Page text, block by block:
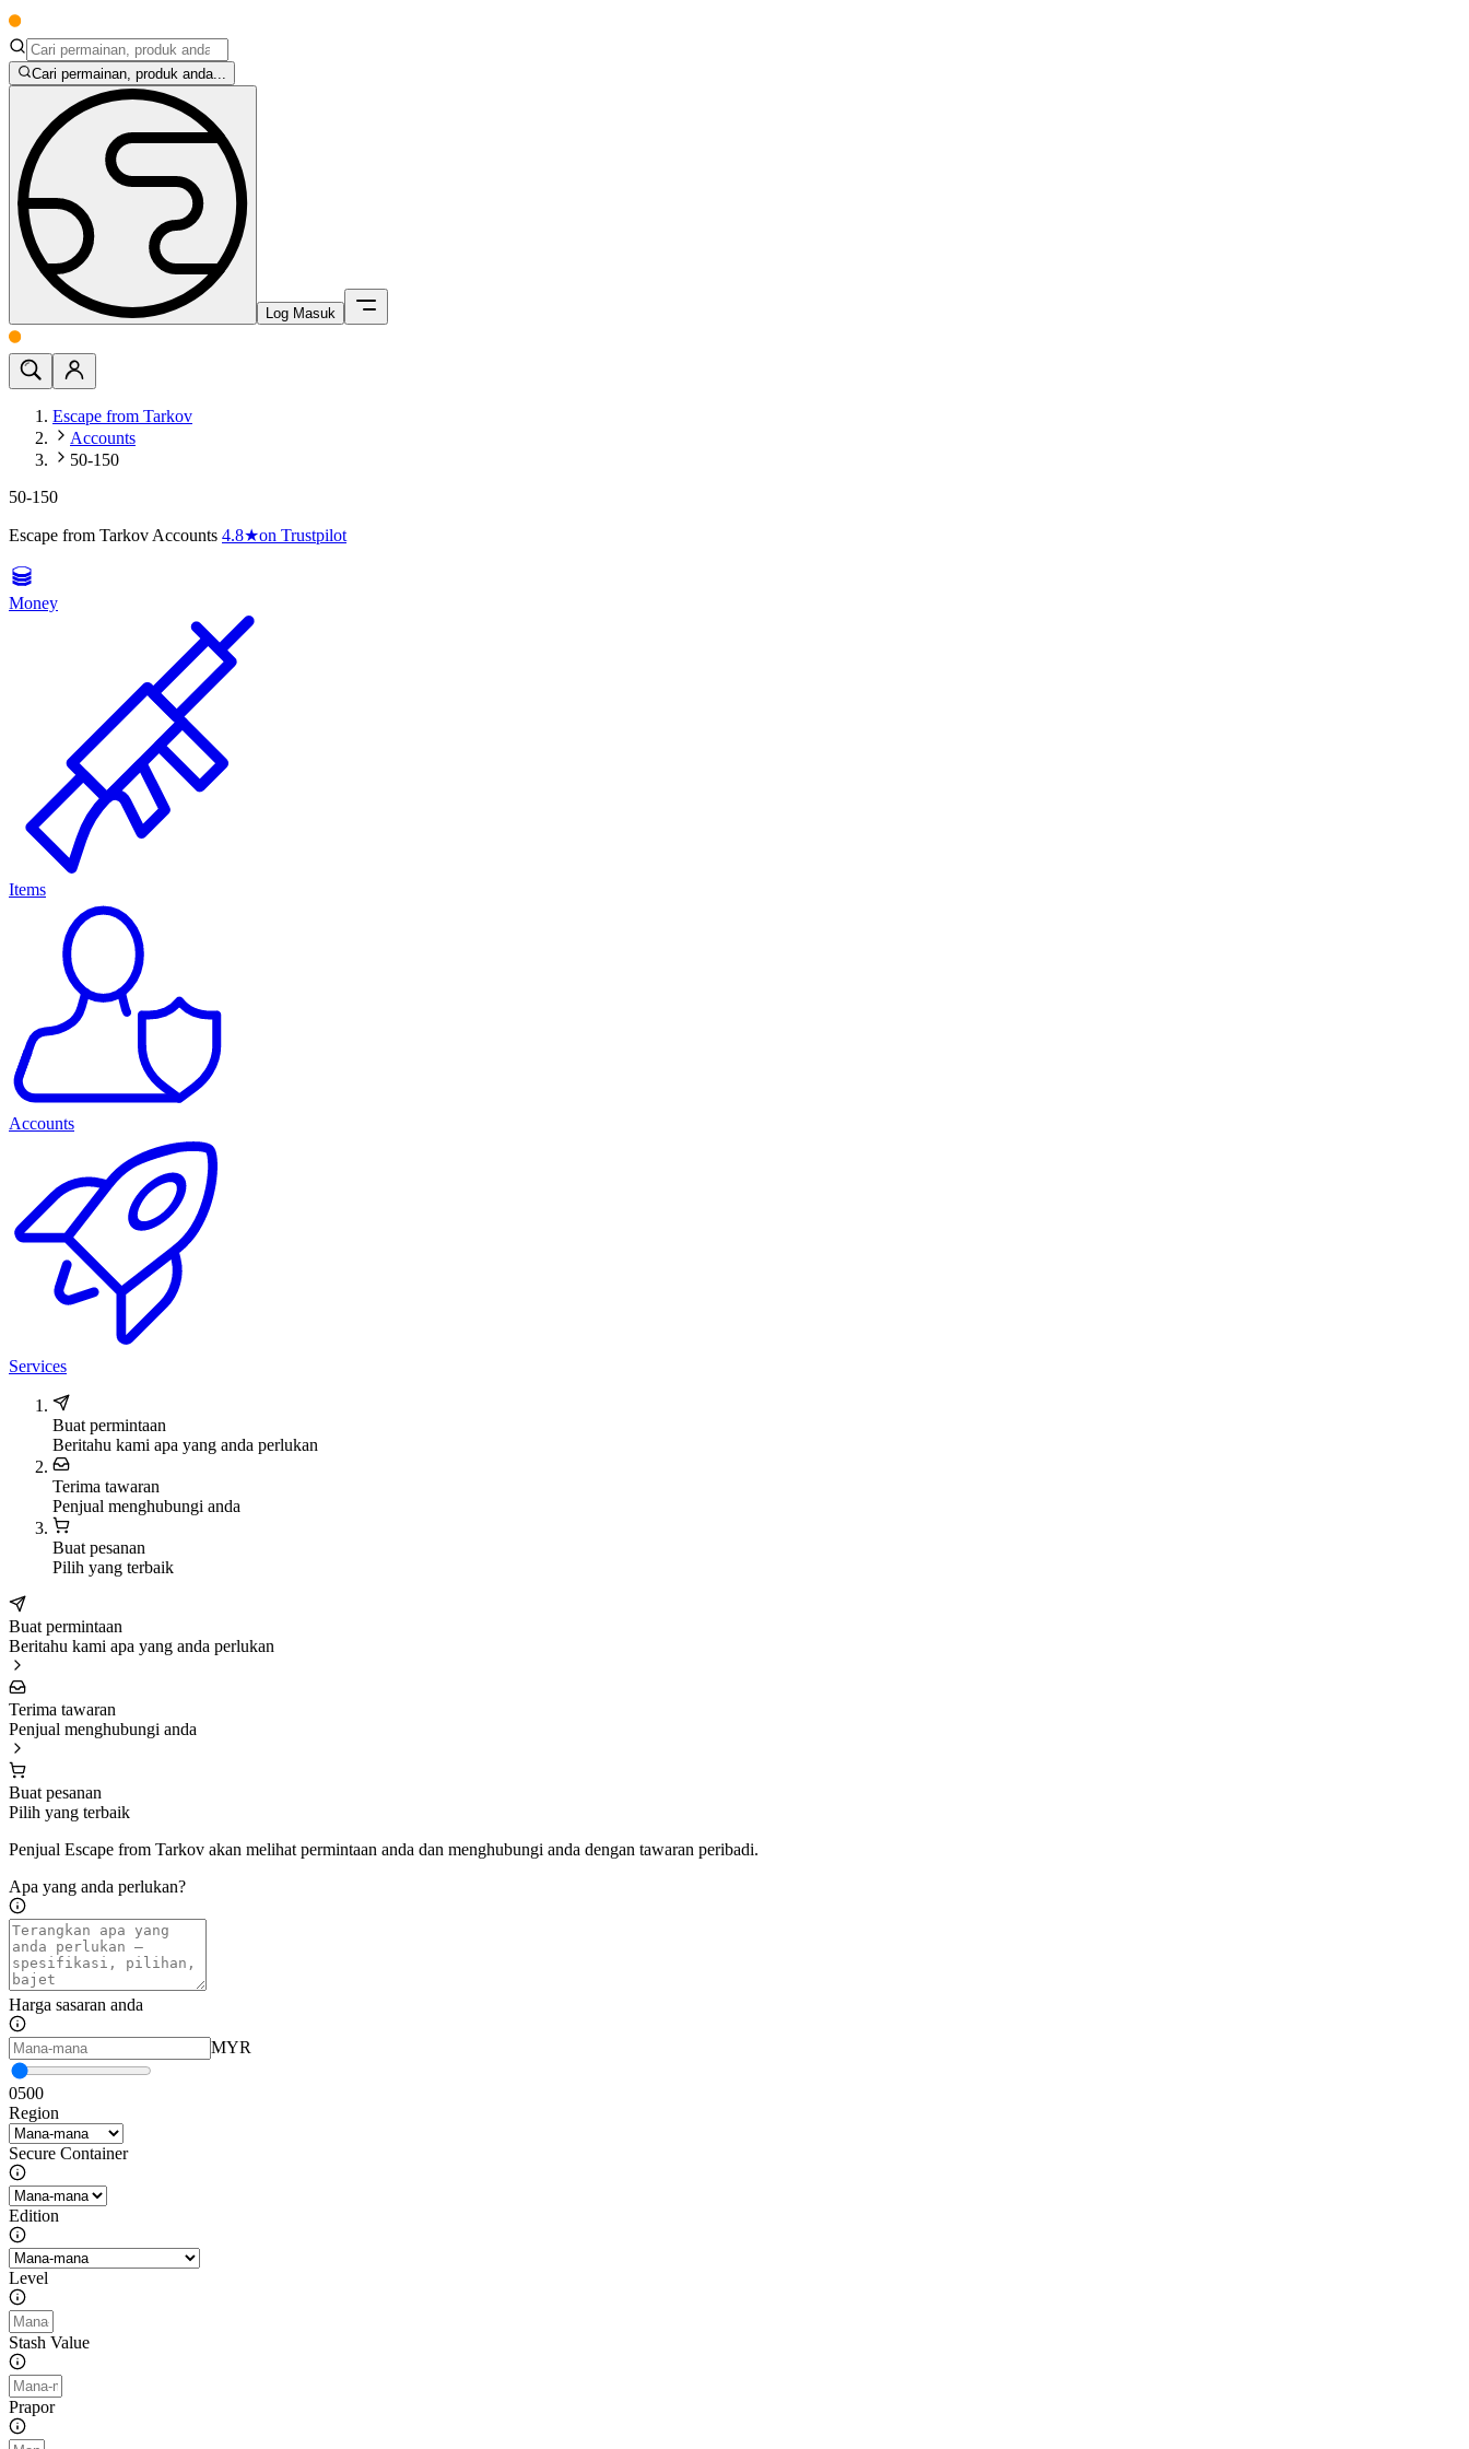
Cari permainan, produk anda...
Log Masuk
Escape from Tarkov
Accounts
50-150
50-150
Escape from Tarkov Accounts 4.8★on Trustpilot
Money
Items
Accounts
Services
Buat permintaan
Beritahu kami apa yang anda perlukan
Terima tawaran
Penjual menghubungi anda
Buat pesanan
Pilih yang terbaik
Buat permintaan
Beritahu kami apa yang anda perlukan
Terima tawaran
Penjual menghubungi anda
Buat pesanan
Pilih yang terbaik
Penjual Escape from Tarkov akan melihat permintaan anda dan menghubungi anda dengan tawaran peribadi.
Apa yang anda perlukan?
Harga sasaran anda
MYR
0500
Region
Secure Container
Edition
Level
Stash Value
Prapor